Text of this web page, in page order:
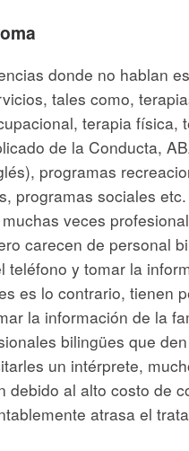
donde no hablan
tales como,
terapia física,
de la Conducta,
programas
programas sociales
veces
carecen de personal
teléfono y tomar la
es lo contrario, tienen
la información de la
bilingües que
un intérprete,
debido al alto costo de
atrasa el